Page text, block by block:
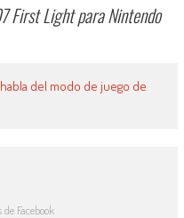
First Light para Nintendo
del modo de juego de
Facebook